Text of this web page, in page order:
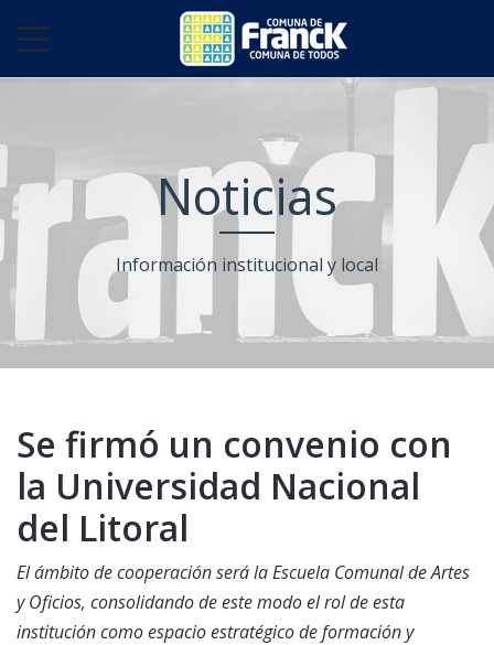
Noticias
Información institucional y local
Se firmó un convenio con
la Universidad Nacional
del Litoral
El ámbito de cooperación será la Escuela Comunal de Artes
y Oficios, consolidando de este modo el rol de esta
institución como espacio estratégico de formación y